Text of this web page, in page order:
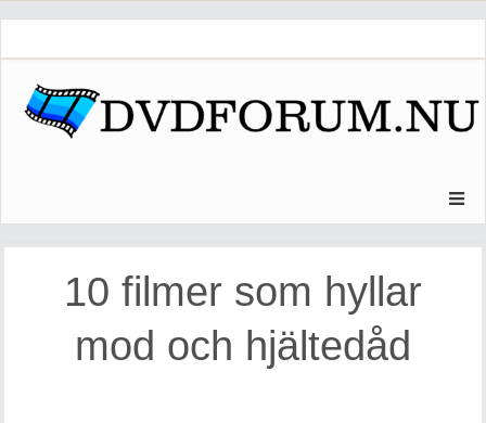
Skip
10 filmer som hyllar
mod och hjältedåd